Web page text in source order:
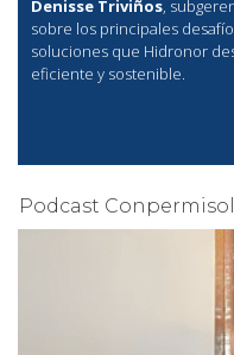
Denisse Triviños,
sobre los principales
soluciones que Hidronor
eficiente y sostenible.
Podcast